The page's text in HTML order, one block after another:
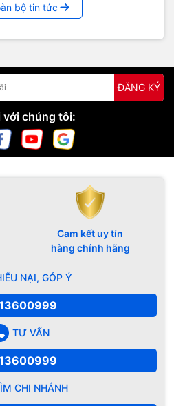
bộ tin tức
ĐĂNG KÝ
với chúng tôi:
Cam kết uy tín
hàng chính hãng
NẠI, GÓP Ý
TƯ VẤN
CHI NHÁNH